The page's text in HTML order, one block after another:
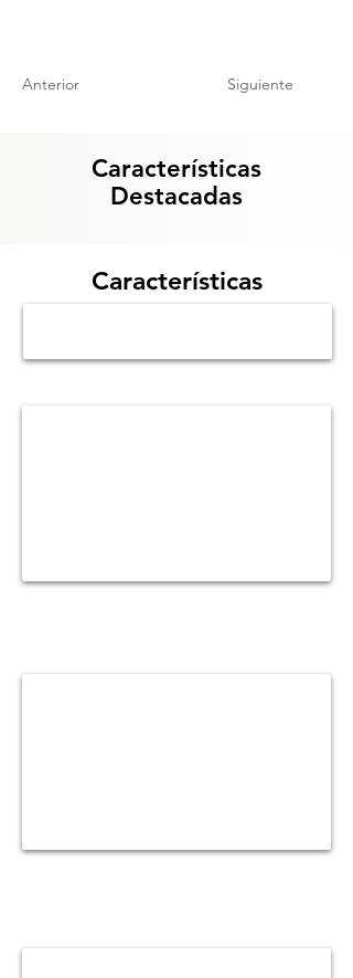
Anterior Siguiente
Características
Destacadas
Características